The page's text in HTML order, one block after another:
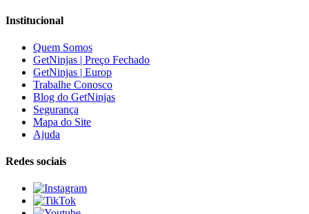
Institucional
Quem Somos
GetNinjas | Preço Fechado
GetNinjas | Europ
Trabalhe Conosco
Blog do GetNinjas
Segurança
Mapa do Site
Ajuda
Redes sociais